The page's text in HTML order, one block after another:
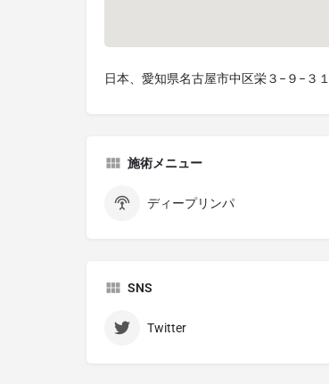
日本、愛知県名古屋市中区栄３−９−３１
施術メニュー
ディープリンパ
SNS
Twitter